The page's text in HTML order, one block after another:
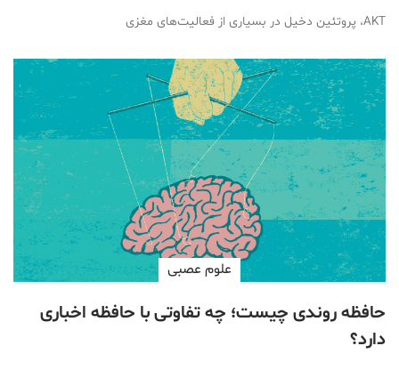
AKT، پروتئین دخیل در بسیاری از فعالیت‌های مغزی
علوم عصبی
حافظه روندی چیست؛ چه تفاوتی با حافظه اخباری
دارد؟